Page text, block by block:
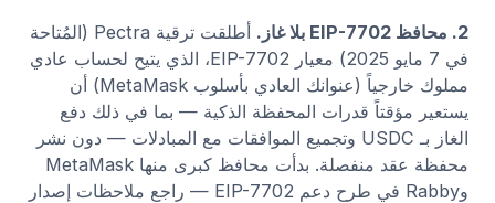
2. محافظ EIP-7702 بلا غاز.
أطلقت ترقية Pectra (المُتاحة
في 7 مايو 2025) معيار EIP-7702، الذي يتيح لحساب عادي
مملوك خارجياً (عنوانك العادي بأسلوب MetaMask) أن
يستعير مؤقتاً قدرات المحفظة الذكية — بما في ذلك دفع
الغاز بـ USDC وتجميع الموافقات مع المبادلات — دون نشر
محفظة عقد منفصلة. بدأت محافظ كبرى منها MetaMask
وRabby في طرح دعم EIP-7702 — راجع ملاحظات إصدار